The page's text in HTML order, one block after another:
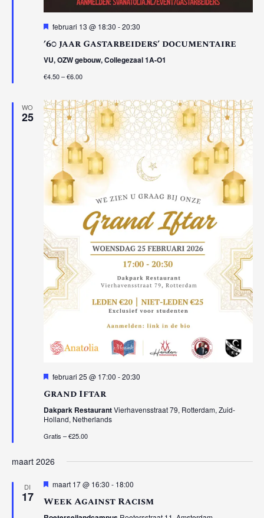
Uitgelicht
februari 13 @ 18:30 -20:30
’60 jaar Gastarbeiders’ documentaire
VU, OZW gebouw, Collegezaal 1A-O1
€4.50 – €6.00
WO
25
Uitgelicht
februari 25 @ 17:00 -20:30
Grand Iftar
Dakpark RestaurantVierhavensstraat 79, Rotterdam, Zuid-
Holland, Netherlands
Gratis – €25.00
maart 2026
DI
17
Uitgelicht
maart 17 @ 16:30 - 18:00
Week Against Racism